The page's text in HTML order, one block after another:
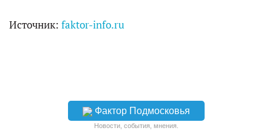
Источник: faktor-info.ru
Фактор Подмосковья
Новости, события, мнения.